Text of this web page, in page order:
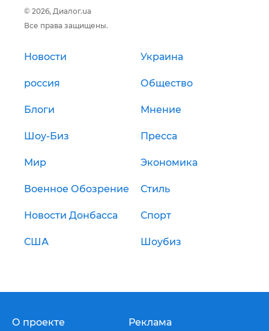
© 2026, Диалог.ua
Все права защищены.
Новости Украина
россия Общество
Блоги Мнение
Шоу-Биз Пресса
Мир Экономика
Военное Обозрение Стиль
Новости Донбасса Спорт
США Шоубиз
О проекте Реклама